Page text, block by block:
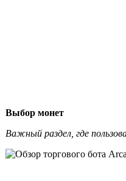
Выбор монет
Важный раздел, где